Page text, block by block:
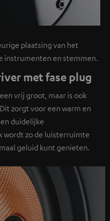
plaatsing van het
instrumenten en stemmen.
met fase plug
vrij groot, maar is ook
zorgt voor een warm en
duidelijke
wordt zo de luisterruimte
geluid kunt genieten.